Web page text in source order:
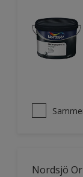
Nordsjö